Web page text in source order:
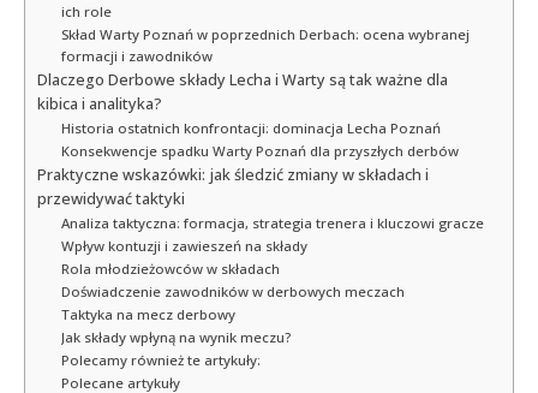
ich role
Skład Warty Poznań w poprzednich Derbach: ocena wybranej
formacji i zawodników
Dlaczego Derbowe składy Lecha i Warty są tak ważne dla
kibica i analityka?
Historia ostatnich konfrontacji: dominacja Lecha Poznań
Konsekwencje spadku Warty Poznań dla przyszłych derbów
Praktyczne wskazówki: jak śledzić zmiany w składach i
przewidywać taktyki
Analiza taktyczna: formacja, strategia trenera i kluczowi gracze
Wpływ kontuzji i zawieszeń na składy
Rola młodzieżowców w składach
Doświadczenie zawodników w derbowych meczach
Taktyka na mecz derbowy
Jak składy wpłyną na wynik meczu?
Polecamy również te artykuły:
Polecane artykuły